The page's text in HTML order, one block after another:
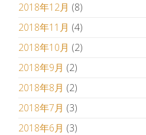
2018年12月 (8)
2018年11月 (4)
2018年10月 (2)
2018年9月 (2)
2018年8月 (2)
2018年7月 (3)
2018年6月 (3)